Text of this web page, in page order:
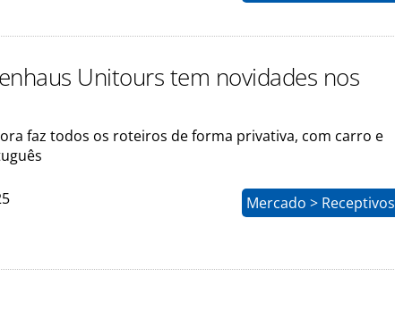
Unitours tem novidades nos
faz todos os roteiros de forma privativa, com carro e
Mercado > Receptivos